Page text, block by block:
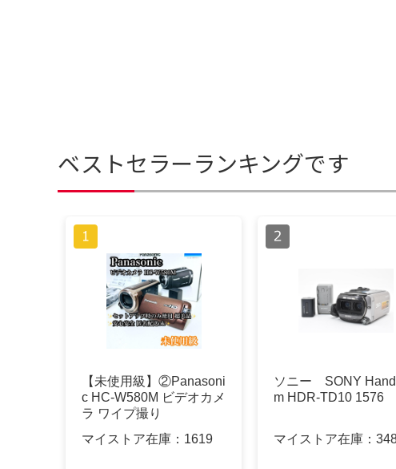
ベストセラーランキングです
【未使用級】②Panasoni
c HC-W580M ビデオカメ
ラ ワイプ撮り
マイストア在庫： 1619
ソニー SONY
m HDR-TD10 1576
マイストア在庫：